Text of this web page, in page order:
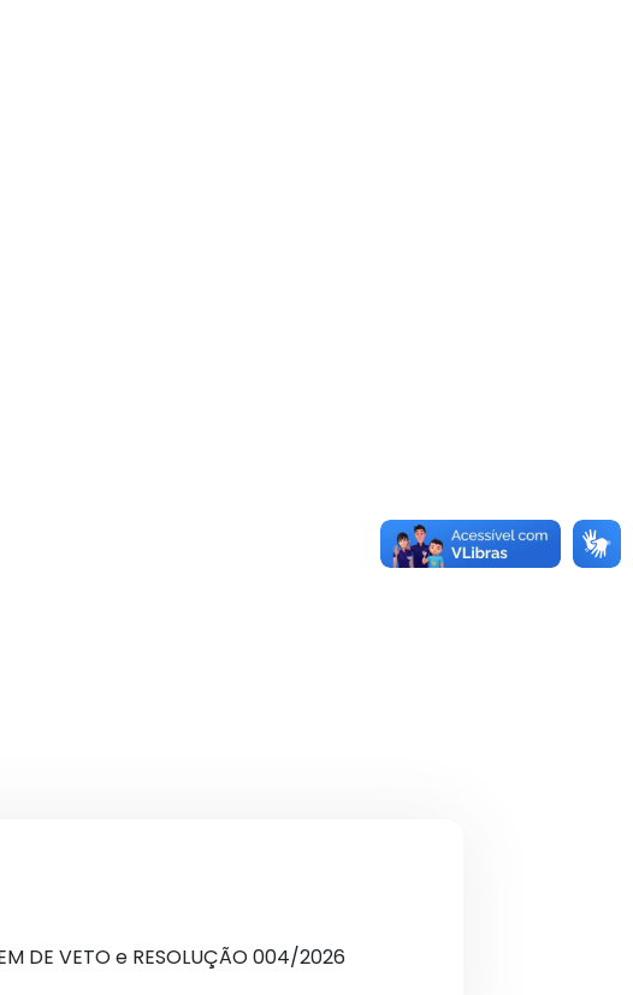
DE VETO e RESOLUÇÃO 004/2026